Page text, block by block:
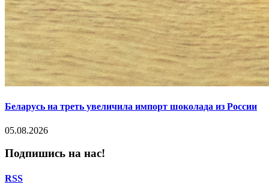
Беларусь на треть увеличила импорт шоколада из России
05.08.2026
Подпишись на нас!
RSS